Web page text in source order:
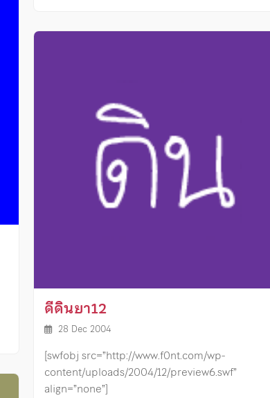
ดีดินยา12
28 Dec 2004
[swfobj src=”http://www.f0nt.com/wp-
content/uploads/2004/12/preview6.swf”
align=”none”]